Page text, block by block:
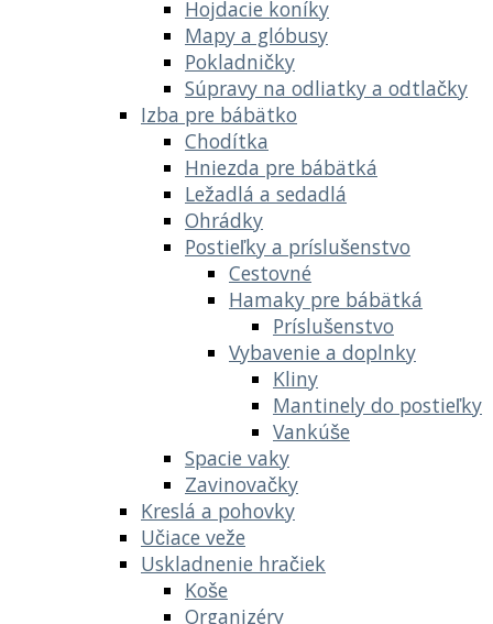
Hojdacie koníky
Mapy a glóbusy
Pokladničky
Súpravy na odliatky a odtlačky
Izba pre bábätko
Chodítka
Hniezda pre bábätká
Ležadlá a sedadlá
Ohrádky
Postieľky a príslušenstvo
Cestovné
Hamaky pre bábätká
Príslušenstvo
Vybavenie a doplnky
Kliny
Mantinely do postieľky
Vankúše
Spacie vaky
Zavinovačky
Kreslá a pohovky
Učiace veže
Uskladnenie hračiek
Koše
Organizéry